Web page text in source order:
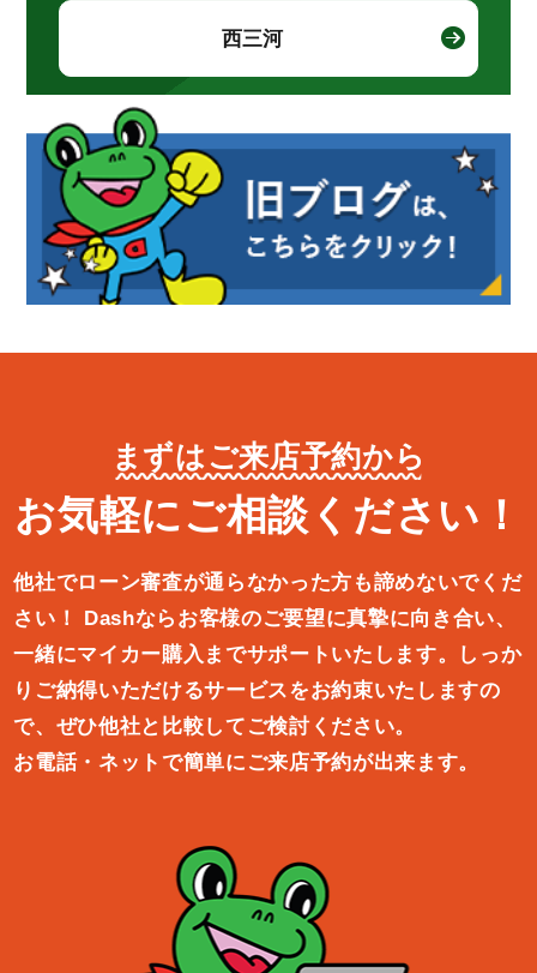
西三河
まずはご来店予約から
お気軽にご相談ください！
他社でローン審査が通らなかった方も諦めないでくだ
さい！
Dashならお客様のご要望に真摯に向き合い、
一緒にマイカー購入ま でサポートいたします。しっか
りご納得いただけるサービスをお約束いたしますの
で、ぜひ他社と比較してご検討ください。
お電話・ネットで簡単にご来店予約が出来ます。